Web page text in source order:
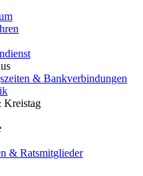
& Bankverbindungen
Kreistag
& Ratsmitglieder